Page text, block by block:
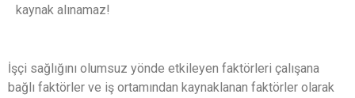
kaynak alınamaz!
İşçi sağlığını olumsuz yönde etkileyen faktörleri çalışana
bağlı faktörler ve iş ortamından kaynaklanan faktörler olarak